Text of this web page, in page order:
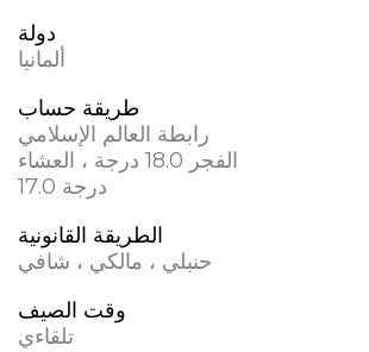
دولة
ألمانيا
طريقة حساب
رابطة العالم الإسلامي
الفجر 18.0 درجة ، العشاء
17.0 درجة
الطريقة القانونية
حنبلي ، مالكي ، شافي
وقت الصيف
تلقاءي